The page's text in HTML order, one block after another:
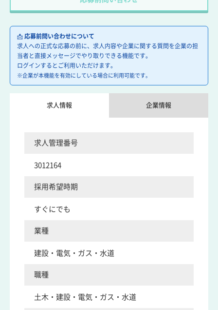
📩 応募前問い合わせについて
求人への正式な応募の前に、求人内容や企業に関する質問を企業の担
当者と直接メッセージでやり取りできる機能です。
ログインするとご利用いただけます。
※企業が本機能を有効にしている場合に利用可能です。
求人情報 企業情報
求人管理番号
3012164
採用希望時期
すぐにでも
業種
建設・電気・ガス・水道
職種
土木・建設・電気・ガス・水道